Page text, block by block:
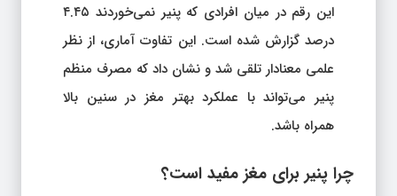
این رقم در میان افرادی که پنیر نمی‌خوردند ۴.۴۵
درصد گزارش شده است. این تفاوت آماری، از نظر
علمی معنادار تلقی شد و نشان داد که مصرف منظم
پنیر می‌تواند با عملکرد بهتر مغز در سنین بالا
همراه باشد.
چرا پنیر برای مغز مفید است؟